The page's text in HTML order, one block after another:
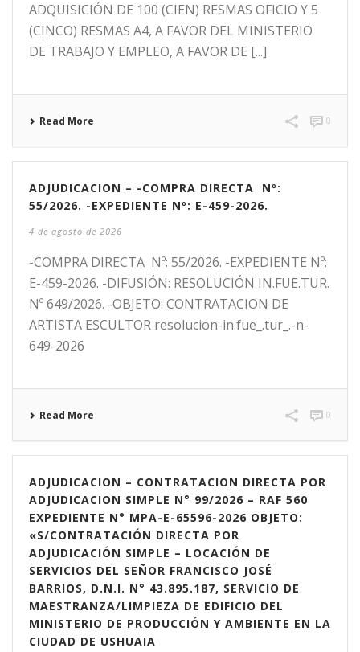
ADQUISICIÓN DE 100 (CIEN) RESMAS OFICIO Y 5
(CINCO) RESMAS A4, A FAVOR DEL MINISTERIO
DE TRABAJO Y EMPLEO, A FAVOR DE [...]
Read More 0
ADJUDICACION – -COMPRA DIRECTA Nº:
55/2026. -EXPEDIENTE Nº: E-459-2026.
4 de agosto de 2026
-COMPRA DIRECTA Nº: 55/2026. -EXPEDIENTE Nº:
E-459-2026. -DIFUSIÓN: RESOLUCIÓN IN.FUE.TUR.
Nº 649/2026. -OBJETO: CONTRATACION DE
ARTISTA ESCULTOR resolucion-in.fue_.tur_.-n-
649-2026
Read More 0
ADJUDICACION – CONTRATACION DIRECTA POR
ADJUDICACION SIMPLE N° 99/2026 – RAF 560
EXPEDIENTE N° MPA-E-65596-2026 OBJETO:
«S/CONTRATACIÓN DIRECTA POR
ADJUDICACIÓN SIMPLE – LOCACIÓN DE
SERVICIOS DEL SEÑOR FRANCISCO JOSÉ
BARRIOS, D.N.I. N° 43.895.187, SERVICIO DE
MAESTRANZA/LIMPIEZA DE EDIFICIO DEL
MINISTERIO DE PRODUCCIÓN Y AMBIENTE EN LA
CIUDAD DE USHUAIA